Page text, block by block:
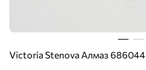
Victoria Stenova Алмаз 686044